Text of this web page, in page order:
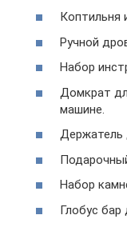
Коптильня
Ручной
Набор
Домкрат
машине.
Держатель
Набор
Глобус бар